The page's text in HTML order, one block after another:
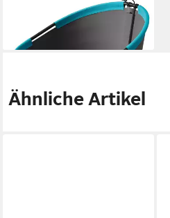
lieferbar - in 2-3 Werktagen bei dir
Ähnliche Artikel